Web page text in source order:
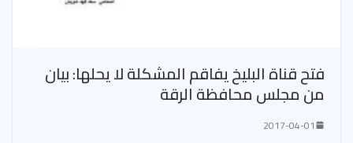
فتح قناة البليخ يفاقم المشكلة لا يحلها: بيان
من مجلس محافظة الرقة
2017-04-01